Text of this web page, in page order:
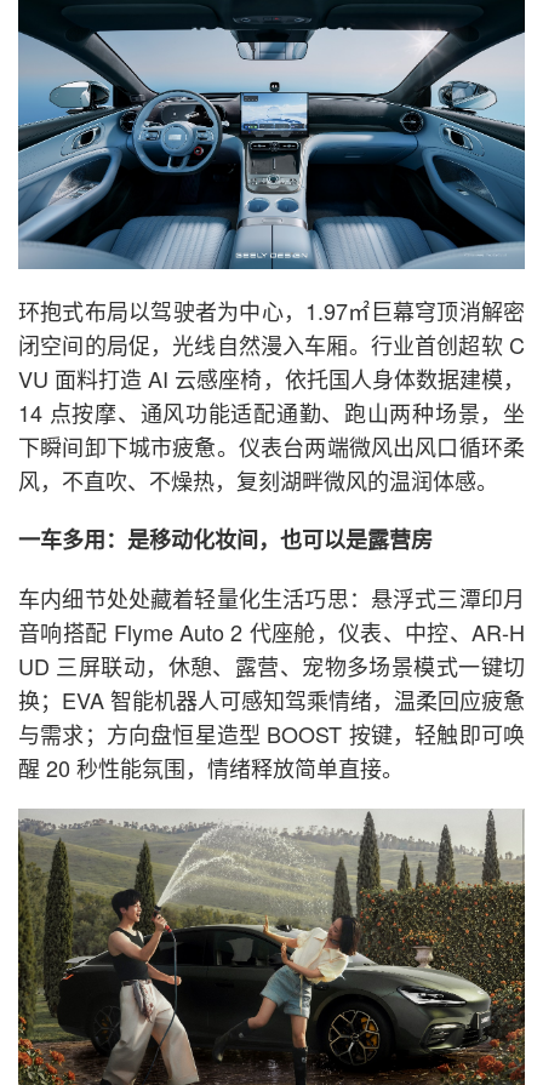
环抱式布局以驾驶者为中心，1.97㎡巨幕穹顶消解密
闭空间的局促，光线自然漫入车厢。行业首创超软 C
VU 面料打造 AI 云感座椅，依托国人身体数据建模，
14 点按摩、通风功能适配通勤、跑山两种场景，坐
下瞬间卸下城市疲惫。仪表台两端微风出风口循环柔
风，不直吹、不燥热，复刻湖畔微风的温润体感。
一车多用：是移动化妆间，也可以是露营房
车内细节处处藏着轻量化生活巧思：悬浮式三潭印月
音响搭配 Flyme Auto 2 代座舱，仪表、中控、AR-H
UD 三屏联动，休憩、露营、宠物多场景模式一键切
换；EVA 智能机器人可感知驾乘情绪，温柔回应疲惫
与需求；方向盘恒星造型 BOOST 按键，轻触即可唤
醒 20 秒性能氛围，情绪释放简单直接。